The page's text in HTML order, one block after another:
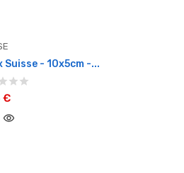
Suisse - 10x5cm -...
€
visibility